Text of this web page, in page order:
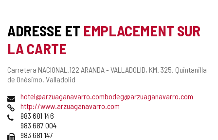
ADRESSE ET EMPLACEMENT SUR
LA CARTE
Adresse
postale
Carretera NACIONAL.122 ARANDA - VALLADOLID, KM. 325. Quintanilla
de Onésimo. Valladolid
Adresse
de
courrier
électronique
hotel@arzuaganavarro.combodeg@arzuaganavarro.com
Page
Web
http://www.arzuaganavarro.com
Téléphones
983 681 146
983 687 004
Fax 983 681 147